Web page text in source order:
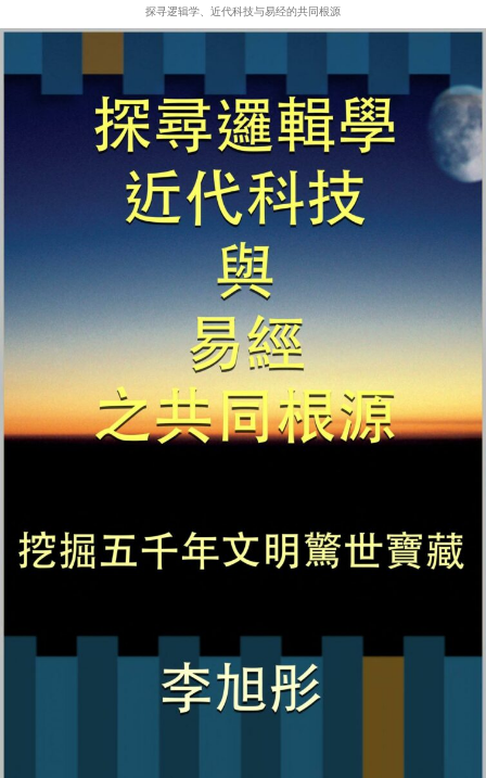
探寻逻辑学、近代科技与易经的共同根源